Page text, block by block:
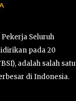
Seluruh
pada 20
adalah salah satu
di Indonesia.